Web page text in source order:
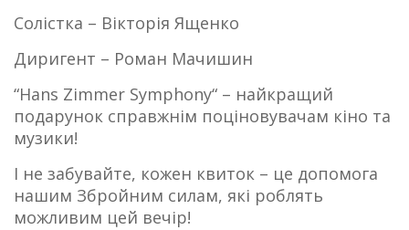
Солістка – Вікторія Ященко
Диригент – Роман Мачишин
“Hans Zimmer Symphony“ – найкращий
подарунок справжнім поціновувачам кіно та
музики!
І не забувайте, кожен квиток – це допомога
нашим Збройним силам, які роблять
можливим цей вечір!